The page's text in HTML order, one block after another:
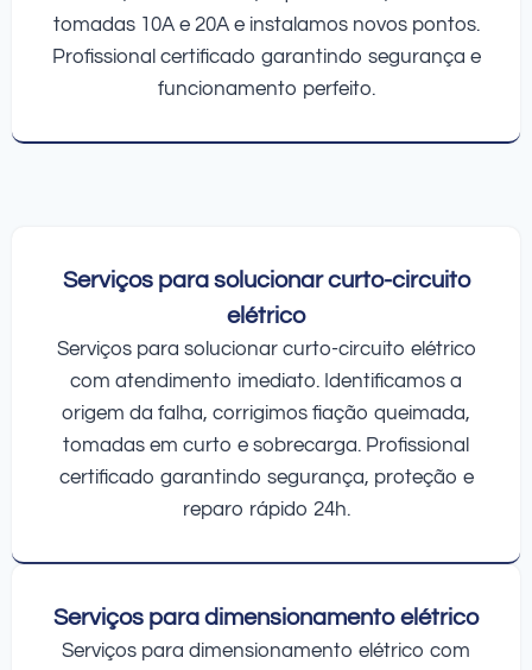
tomadas 10A e 20A e instalamos novos pontos.
Profissional certificado garantindo segurança e
funcionamento perfeito.
Serviços para solucionar curto-circuito
elétrico
Serviços para solucionar curto-circuito elétrico
com atendimento imediato. Identificamos a
origem da falha, corrigimos fiação queimada,
tomadas em curto e sobrecarga. Profissional
certificado garantindo segurança, proteção e
reparo rápido 24h.
Serviços para dimensionamento elétrico
Serviços para dimensionamento elétrico com